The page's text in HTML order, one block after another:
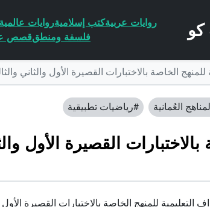
روايات عربيةكتب إسلاميةروايات عالمية
فلسفة ومنطققصص
للمنهج الخاصة بالاختبارات القصيرة الأول والثاني
العُمانية #رياضيات تطبيقية
بالاختبارات القصيرة الأول
التعليمية للمنهج الخاصة بالاختبارات القصيرة الأول